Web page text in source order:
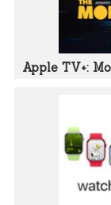
Apple TV+: